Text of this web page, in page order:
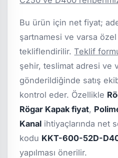
Bu ürün için net fiyat;
şartnamesi ve varsa
tekliflendirilir.Teklif
şehir, teslimat adresi ve
gönderildiğinde satış
kontrol eder. Özellikle
Rögar Kapak fiyat,
Kanal ihtiyaçlarında net
kodu KKT-600-52D-
yapılması önerilir.